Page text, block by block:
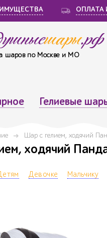
ОПЛАТА
шары.рф
шаров по Москве и МО
Гелиевые
Шар с гелием, ходячий
ходячий
Девочке Мальчику